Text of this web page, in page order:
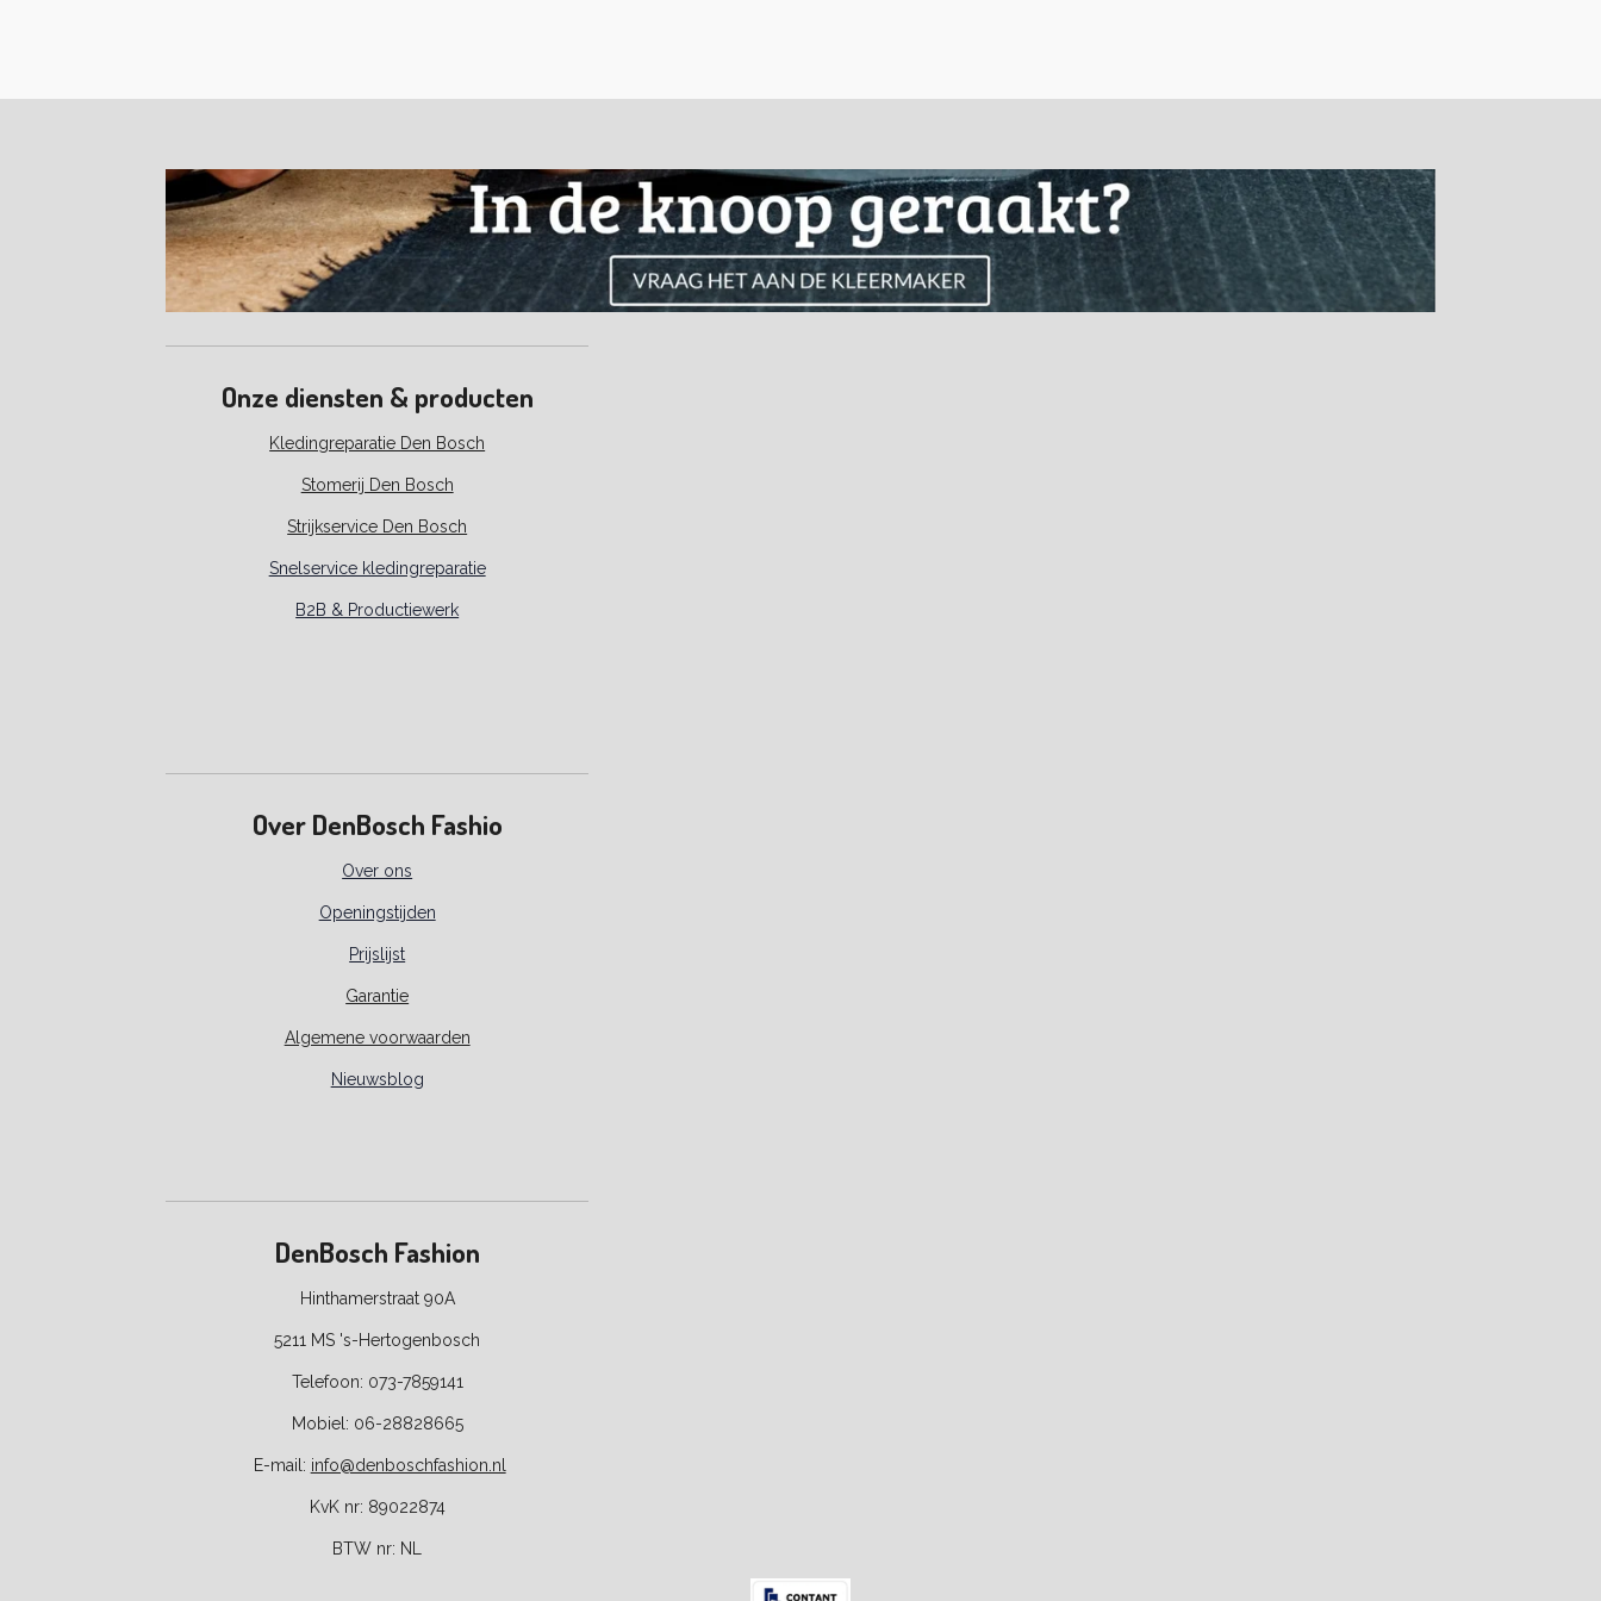
Onze diensten & producten
Kledingreparatie Den Bosch
Stomerij Den Bosch
Strijkservice Den Bosch
Snelservice kledingreparatie
B2B & Productiewerk
Over DenBosch Fashio
Over ons
Openingstijden
Prijslijst
Garantie
Algemene voorwaarden
Nieuwsblog
DenBosch Fashion
Hinthamerstraat 90A
5211 MS 's-Hertogenbosch
Telefoon: 073-7859141
Mobiel: 06-28828665
E-mail: info@denboschfashion.nl
KvK nr: 89022874
BTW nr: NL